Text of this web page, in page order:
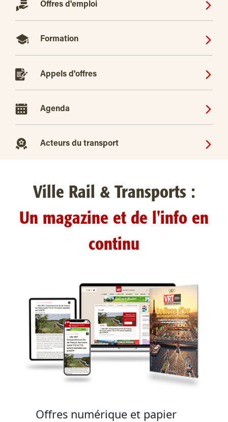
Offres d'emploi
Formation
Appels d'offres
Agenda
Acteurs du transport
Ville Rail & Transports :
Un magazine et de l'info en
continu
Offres numérique et papier